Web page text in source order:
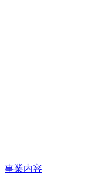
事業内容